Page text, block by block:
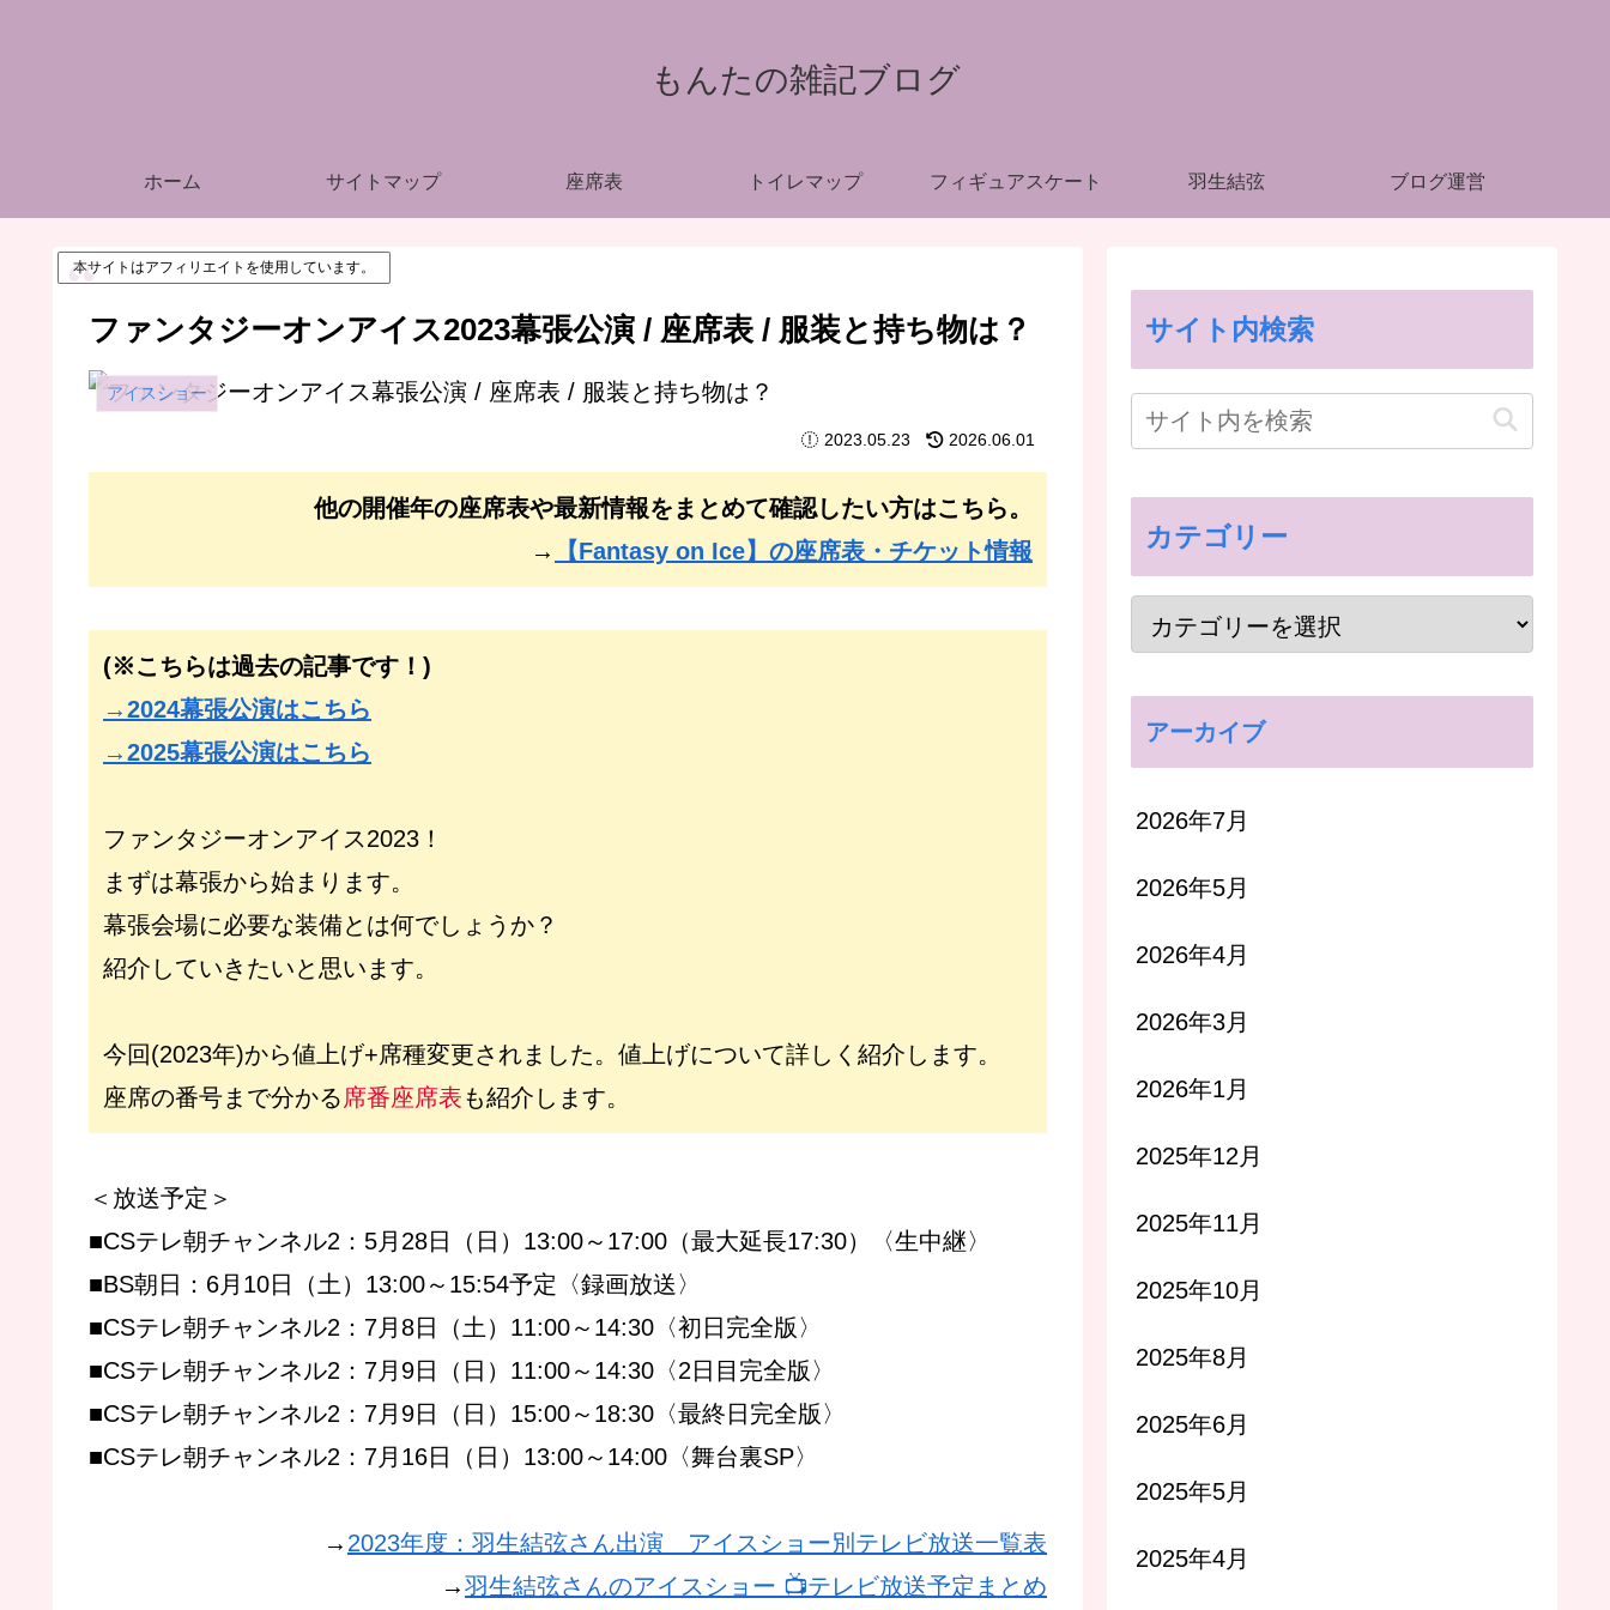
もんたの雑記ブログ
ホーム サイトマップ 座席表 トイレマップ フィギュアスケート 羽生結弦 ブログ運営
本サイトはアフィリエイトを使用しています。
ファンタジーオンアイス2023幕張公演 / 座席表 / 服装と持ち物は？
アイスショー
2023.05.23 2026.06.01
他の開催年の座席表や最新情報をまとめて確認したい方はこちら。
→
【Fantasy on Ice】の座席表・チケット情報
(※こちらは過去の記事です！)
→2024幕張公演はこちら
→2025幕張公演はこちら
ファンタジーオンアイス2023！
まずは幕張から始まります。
幕張会場に必要な装備とは何でしょうか？
紹介していきたいと思います。
今回(2023年)から値上げ+席種変更されました。値上げについて詳しく紹介します。
座席の番号まで分かる席番座席表も紹介します。
＜放送予定＞
■CSテレ朝チャンネル2：5月28日（日）13:00～17:00（最大延長17:30）〈生中継〉
■BS朝日：6月10日（土）13:00～15:54予定〈録画放送〉
■CSテレ朝チャンネル2：7月8日（土）11:00～14:30〈初日完全版〉
■CSテレ朝チャンネル2：7月9日（日）11:00～14:30〈2日目完全版〉
■CSテレ朝チャンネル2：7月9日（日）15:00～18:30〈最終日完全版〉
■CSテレ朝チャンネル2：7月16日（日）13:00～14:00〈舞台裏SP〉
→ 2023年度：羽生結弦さん出演 アイスショー別テレビ放送一覧表
→羽生結弦さんのアイスショー 📺️テレビ放送予定まとめ
サイト内検索
カテゴリー
アーカイブ
2026年7月
2026年5月
2026年4月
2026年3月
2026年1月
2025年12月
2025年11月
2025年10月
2025年8月
2025年6月
2025年5月
2025年4月